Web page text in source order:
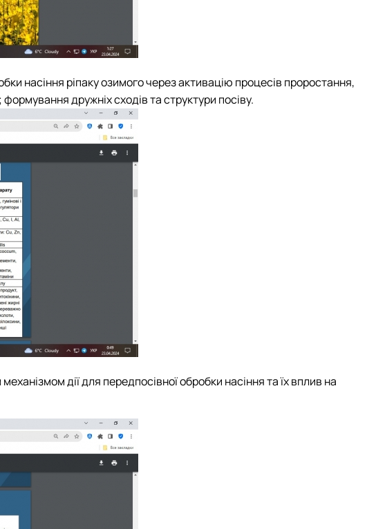
насіння ріпаку озимого через активацію процесів проростання,
дружніх сходів та структури посіву.
дії для передпосівної обробки насіння та їх вплив на